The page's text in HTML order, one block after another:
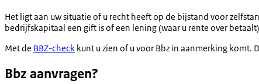
Het ligt aan uw situatie of u recht heeft op de bijstand voor
bedrijfskapitaal een gift is of een lening (waar u rente over
Met de BBZ-check kunt u zien of u voor Bbz in aanmerking komt.
Bbz aanvragen?